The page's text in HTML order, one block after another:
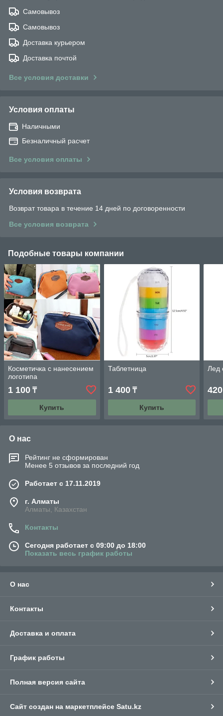
Самовывоз
Самовывоз
Доставка курьером
Доставка почтой
Все условия доставки
Условия оплаты
Наличными
Безналичный расчет
Все условия оплаты
Условия возврата
Возврат товара в течение 14 дней по договоренности
Все условия возврата
Подобные товары компании
Косметичка с нанесением
логотипа
1 100 ₸
Купить
Таблетница
1 400₸
Купить
Лед
420
О нас
Рейтинг не сформирован
Менее 5 отзывов за последний год
Работает с 17.11.2019
г. Алматы
Алматы, Казахстан
Контакты
Сегодня работает с 09:00 до 18:00
Показать весь график работы
О нас
Контакты
Доставка и оплата
График работы
Полная версия сайта
Сайт создан на маркетплейсе Satu.kz